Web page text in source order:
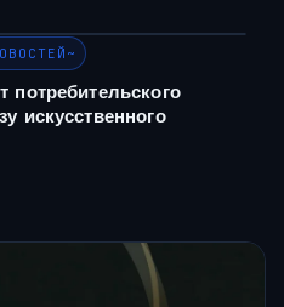
искусственного